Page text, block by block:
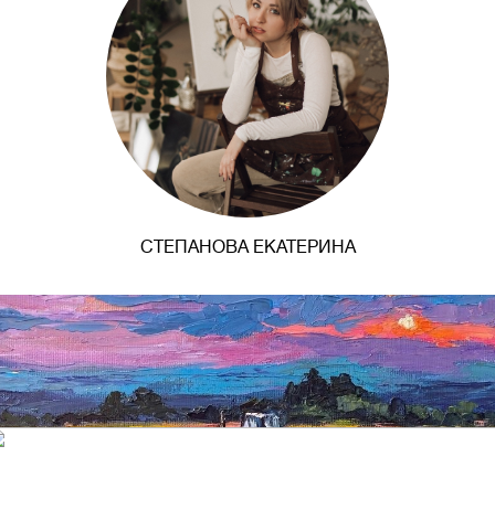
СТЕПАНОВА ЕКАТЕРИНА